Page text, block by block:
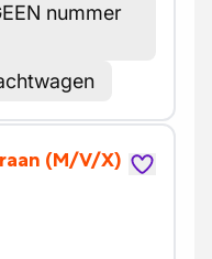
nummer
(M/V/X)